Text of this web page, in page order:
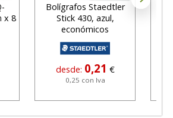
x 8
Bolígrafos Staedtler
Stick 430, azul,
económicos
desde: 0,21 €
0,25 con Iva